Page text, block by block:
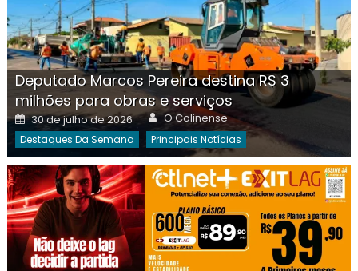
Deputado Marcos Pereira destina R$ 3
milhões para obras e serviços
Posted
on
30 de julho de 2026 Author
O Colinense
Destaques Da Semana Principais Notícias